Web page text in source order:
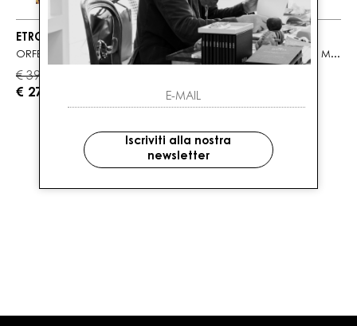
ETRO
€ 390.00
€ 273.00
ETRO
ORFEO JACQUARD CON MOTIVO FLOREALE
€ 273.00
2DI 2 PRODOTTI
Iscriviti alla nostra
newsletter